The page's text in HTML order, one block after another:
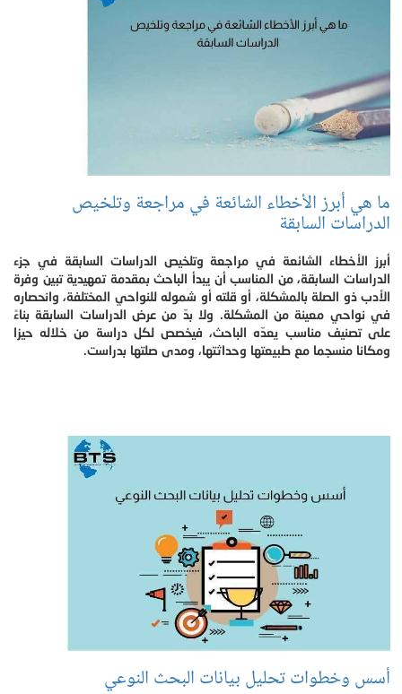
ما هي أبرز الأخطاء الشائعة في مراجعة وتلخيص
الدراسات السابقة
أبرز الأخطاء الشائعة في مراجعة وتلخيص الدراسات السابقة في جزء
الدراسات السابقة، من المناسب أن يبدأ الباحث بمقدمة تمهيدية تبين وفرة
الأدب ذو الصلة بالمشكلة، أو قلته أو شموله للنواحي المختلفة، وانحصاره
في نواحي معينة من المشكلة. ولا بدّ من عرض الدراسات السابقة بناءً
على تصنيف مناسب يعدّه الباحث، فيخصص لكل دراسة من خلاله حيزا
ومكانا منسجما مع طبيعتها وحداثتها، ومدى صلتها بدراست.
أسس وخطوات تحليل بيانات البحث النوعي